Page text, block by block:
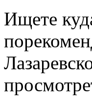
Ищете